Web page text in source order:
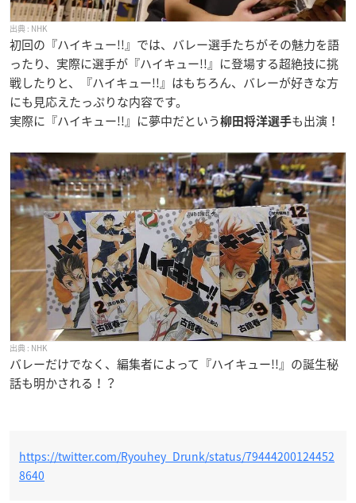
NHK
初回の『ハイキュー!!』では、バレー選手たちがその魅力を語
ったり、実際に選手が『ハイキュー!!』に登場する超絶技に挑
戦したりと、『ハイキュー!!』はもちろん、バレーが好きな方
にも見応えたっぷりな内容です。
実際に『ハイキュー!!』に夢中だという 柳田将洋選手も出演！
NHK
バレーだけでなく、編集者によって『ハイキュー!!』の誕生秘
話も明かされる！？
https://twitter.com/Ryouhey_Drunk/status/79444200124452
8640